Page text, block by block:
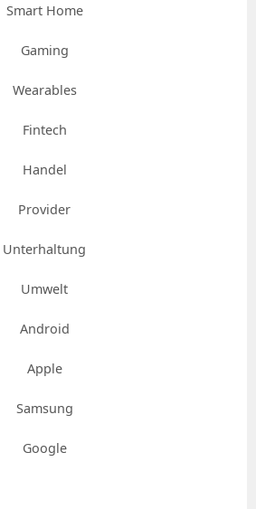
Smart Home
Gaming
Wearables
Fintech
Handel
Provider
Unterhaltung
Umwelt
Android
Apple
Samsung
Google